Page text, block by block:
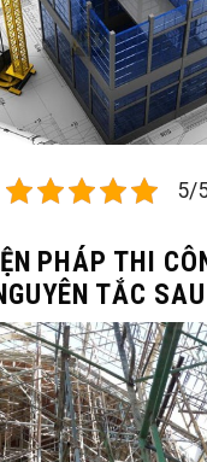
5/
PHÁP THI
TẮC